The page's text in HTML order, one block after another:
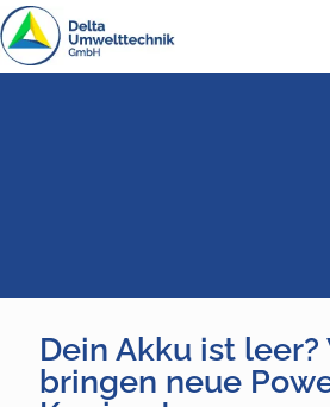
Dein Akku ist leer?
bringen neue